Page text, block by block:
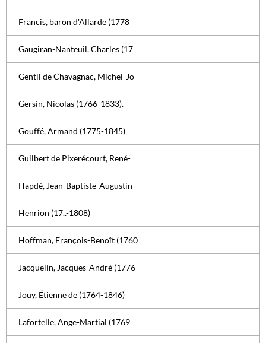
Francis, baron d'Allarde (1778
Gaugiran-Nanteuil, Charles (17
Gentil de Chavagnac, Michel-Jo
Gersin, Nicolas (1766-1833).
Gouffé, Armand (1775-1845)
Guilbert de Pixerécourt, René-
Hapdé, Jean-Baptiste-Augustin
Henrion (17..-1808)
Hoffman, François-Benoît (1760
Jacquelin, Jacques-André (1776
Jouy, Étienne de (1764-1846)
Lafortelle, Ange-Martial (1769